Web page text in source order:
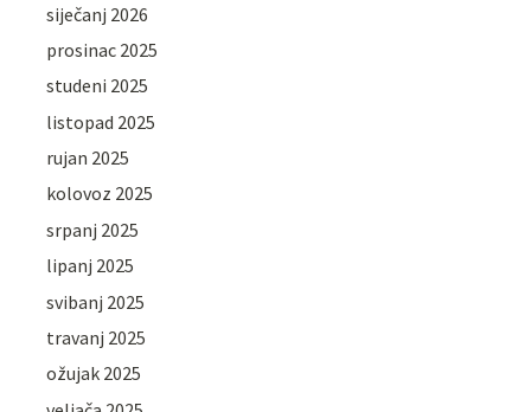
siječanj 2026
prosinac 2025
studeni 2025
listopad 2025
rujan 2025
kolovoz 2025
srpanj 2025
lipanj 2025
svibanj 2025
travanj 2025
ožujak 2025